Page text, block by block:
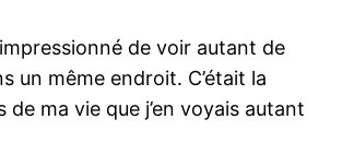
impressionné de voir autant de
un même endroit. C’était la
de ma vie que j’en voyais autant